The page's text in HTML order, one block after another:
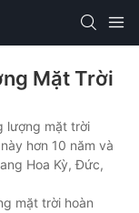
Mặt Trời
lượng mặt trời
hơn 10 năm và
Hoa Kỳ, Đức,
mặt trời hoàn